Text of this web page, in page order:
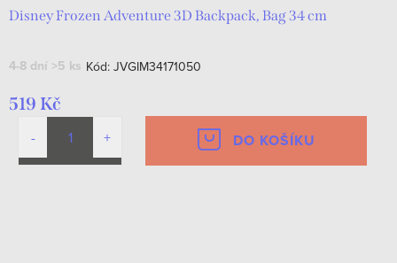
Disney Frozen Adventure 3D Backpack, Bag 34 cm
4-8 dní >5 ks Kód: JVGIM34171050
519 Kč
DO KOŠÍKU